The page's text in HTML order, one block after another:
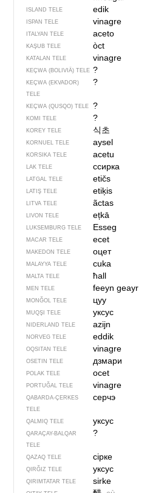
ISLAND TELE edik
ISPAN TELE vinagre
ITALYAN TELE aceto
KAŞUB TELE òct
KATALAN TELE vinagre
KEÇWA (BOLIVIÄ) TELE ?
KEÇWA (EKVADOR)
TELE
?
KEÇWA (QUSQO) TELE ?
KOMI TELE ?
KOREY TELE 식초
KORNUEL TELE aysel
KORSIKA TELE acetu
LAK TELE ссирка
LATGAL TELE etičs
LATIŞ TELE etiķis
LITVA TELE ãctas
LIVON TELE ețkā
LUKSEMBURG TELE Esseg
MACAR TELE ecet
MAKEDON TELE оцет
MALAYYA TELE cuka
MALTA TELE ħall
MEN TELE feeyn geayr
MONĞOL TELE цуу
MUQŞI TELE уксус
NIDERLAND TELE azijn
NORVEG TELE eddik
OQSITAN TELE vinagre
OSETIN TELE дзмари
POLAK TELE ocet
PORTUĞAL TELE vinagre
QABARDA-ÇERKES
TELE
серчэ
QALMIQ TELE уксус
QARAÇAY-BALQAR
TELE
?
QAZAQ TELE сірке
QIRĞIZ TELE уксус
QIRIMTATAR TELE sirke